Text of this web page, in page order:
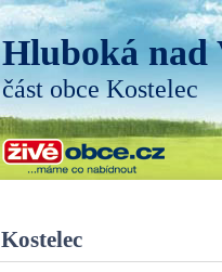
Hluboká nad
část obce Kostelec
Kostelec